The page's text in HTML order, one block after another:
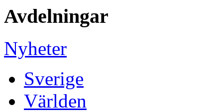
Avdelningar
Nyheter
Sverige
Världen